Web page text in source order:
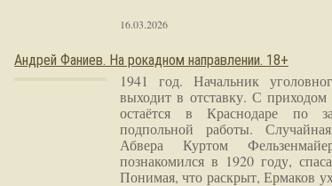
16.03.2026
Андрей Фаниев. На рокадном направлении. 18+
1941 год. Начальник
выходит в отставку. С
остаётся в Краснодаре по
подпольной работы.
Абвера Куртом
познакомился в 1920 году,
Понимая, что раскрыт, Ермаков